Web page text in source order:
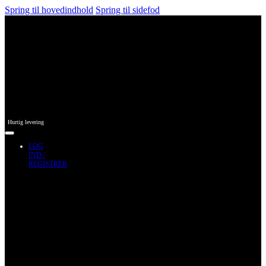
Spring til hovedindhold Spring til sidefod
Hurtig levering
LOG
IND /
REGISTRER